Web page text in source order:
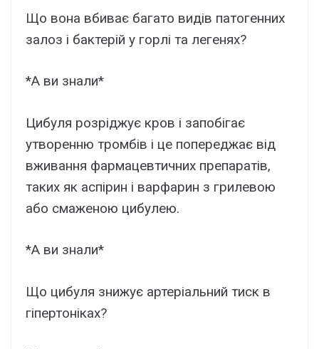
Що вона вбиває багато видів патогенних
залоз і бактерій у горлі та легенях?
*А ви знали*
Цибуля розріджує кров і запобігає
утворенню тромбів і це попереджає від
вживання фармацевтичних препаратів,
таких як аспірин і варфарин з грилевою
або смаженою цибулею.
*А ви знали*
Що цибуля знижує артеріальний тиск в
гіпертоніках?